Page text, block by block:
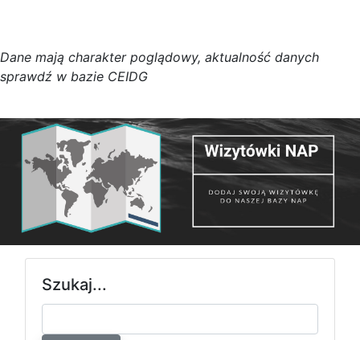
Dane mają charakter poglądowy, aktualność danych
sprawdź w bazie CEIDG
Szukaj...